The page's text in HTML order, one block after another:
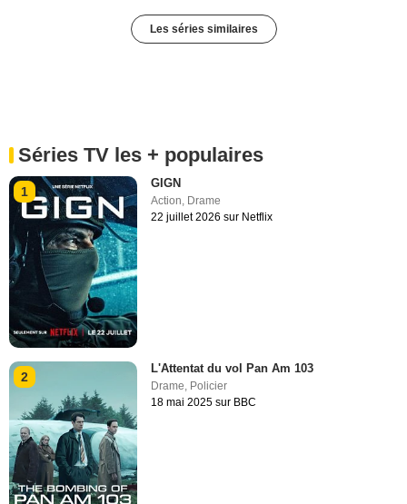
Les séries similaires
Séries TV les + populaires
1
GIGN
Action, Drame
22 juillet 2026 sur Netflix
2
L'Attentat du vol Pan Am 103
Drame Policier
18 mai 2025 sur BBC